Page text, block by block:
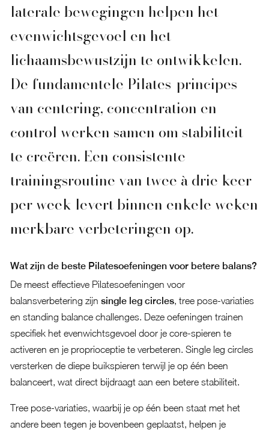
laterale bewegingen helpen het
evenwichtsgevoel en het
lichaamsbewustzijn te ontwikkelen.
De fundamentele Pilates-principes
van centering, concentration en
control werken samen om stabiliteit
te creëren. Een consistente
trainingsroutine van twee à drie keer
per week levert binnen enkele weken
merkbare verbeteringen op.
Wat zijn de beste Pilatesoefeningen voor betere balans?
De meest effectieve Pilatesoefeningen voor
balansverbetering zijn single leg circles, tree pose-variaties
en standing balance challenges. Deze oefeningen trainen
specifiek het evenwichtsgevoel door je core-spieren te
activeren en je proprioceptie te verbeteren. Single leg circles
versterken de diepe buikspieren terwijl je op één been
balanceert, wat direct bijdraagt aan een betere stabiliteit.
Tree pose-variaties, waarbij je op één been staat met het
andere been tegen je bovenbeen geplaatst, helpen je